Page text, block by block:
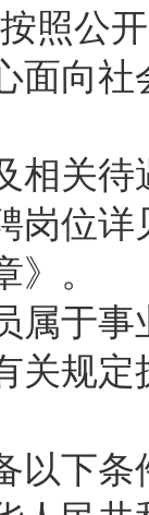
照公
面向
关待
位详
。
于事
关规定
下条